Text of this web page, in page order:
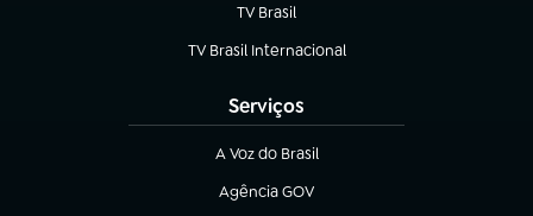
TV Brasil
(abre em nova aba)
TV Brasil Internacional
(abre em nova aba)
Serviços
A Voz do Brasil
(abre em nova aba)
Agência GOV
(abre em nova aba)